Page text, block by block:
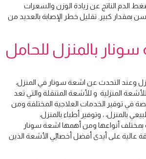
الدم الناتج عن زيادة الوزن والسعرات
بمقدار كبير. تقليل خطر الإصابة بالعديد من
بالمنزل للحامل
وعند التحدث عن اشعة سونار في المنزل،
المنزلية و للأشعة المتنقلة والتي تعد
في توفير الخدمات العلاجية المختلفة ومن
بالمنزل، ، وتوفير أطباء بالمنزل،
بمختلف أنواعها ومن أهمها اشعة سونار
عالية على أيدى أفضل أخصاييّ الأشعة الذين